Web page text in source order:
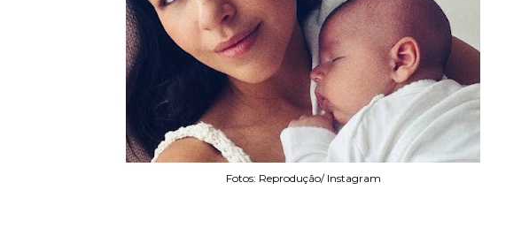
Fotos: Reprodução/ Instagram